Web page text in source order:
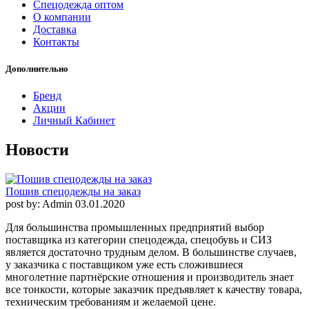
Спецодежда оптом
О компании
Доставка
Контакты
Дополнительно
Бренд
Акции
Личный Кабинет
Новости
Пошив спецодежды на заказ
post by: Admin 03.01.2020
Для большинства промышленных предприятий выбор
поставщика из категории спецодежда, спецобувь и СИЗ
является достаточно трудным делом. В большинстве случаев,
у заказчика с поставщиком уже есть сложившиеся
многолетние партнёрские отношения и производитель знает
все тонкости, которые заказчик предъявляет к качеству товара,
техническим требованиям и желаемой цене.